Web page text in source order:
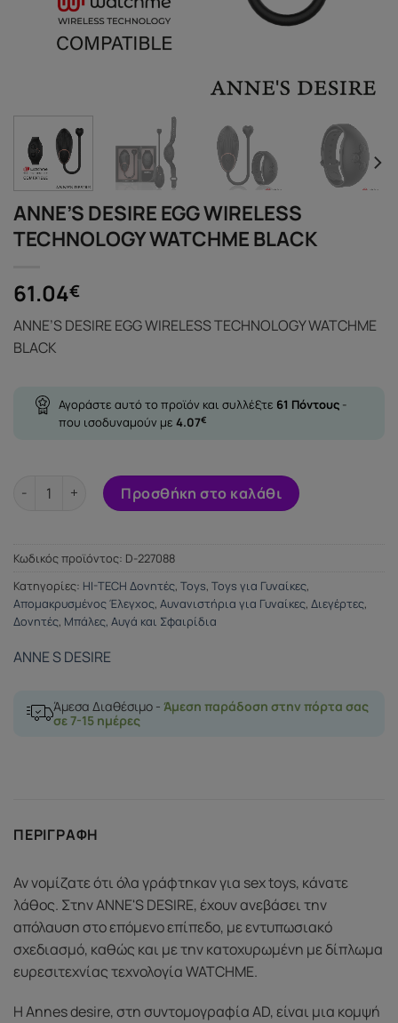
ANNE’S DESIRE EGG WIRELESS
TECHNOLOGY WATCHME BLACK
61.04€
ANNE’S DESIRE EGG WIRELESS TECHNOLOGY WATCHME
BLACK
Αγοράστε αυτό το προϊόν και συλλέξτε 61 Πόντους -
που ισοδυναμούν με 4.07€
ANNE'S DESIRE EGG WIRELESS TECHNOLOGY WATCHME
Προσθήκη στο καλάθι
Κωδικός προϊόντος: D-227088
Κατηγορίες: HI-TECH Δονητές, Toys, Toys για Γυναίκες,
Απομακρυσμένος Έλεγχος, Αυνανιστήρια για Γυναίκες, Διεγέρτες,
Δονητές, Μπάλες, Αυγά και Σφαιρίδια
ANNE S DESIRE
Άμεσα Διαθέσιμο - Άμεση παράδοση στην πόρτα σας
σε 7-15 ημέρες
ΠΕΡΙΓΡΑΦΉ
Αν νομίζατε ότι όλα γράφτηκαν για sex toys, κάνατε
λάθος. Στην ANNE'S DESIRE, έχουν ανεβάσει την
απόλαυση στο επόμενο επίπεδο, με εντυπωσιακό
σχεδιασμό, καθώς και με την κατοχυρωμένη με δίπλωμα
ευρεσιτεχνίας τεχνολογία WATCHME.
Η Annes desire, στη συντομογραφία AD, είναι μια κομψή